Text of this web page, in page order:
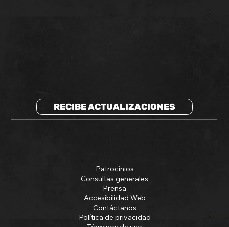
RECIBE ACTUALIZACIONES
Patrocinios
Consultas generales
Prensa
Accesibilidad Web
Contáctanos
Política de privacidad